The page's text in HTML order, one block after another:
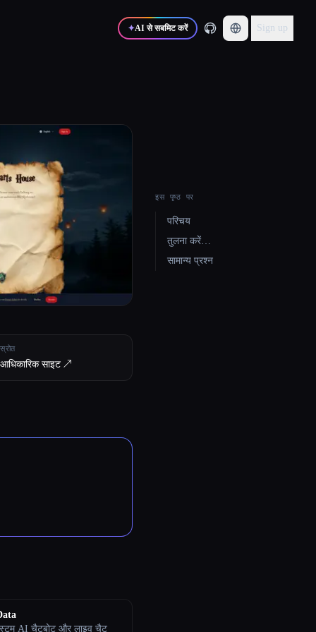
✦AI से सबमिट करें Sign up
स्रोत
आधिकारिक साइट ↗︎
AI चैटबोट और लाइव चैट
इस पृष्ठ पर
परिचय
तुलना करें…
सामान्य प्रश्न